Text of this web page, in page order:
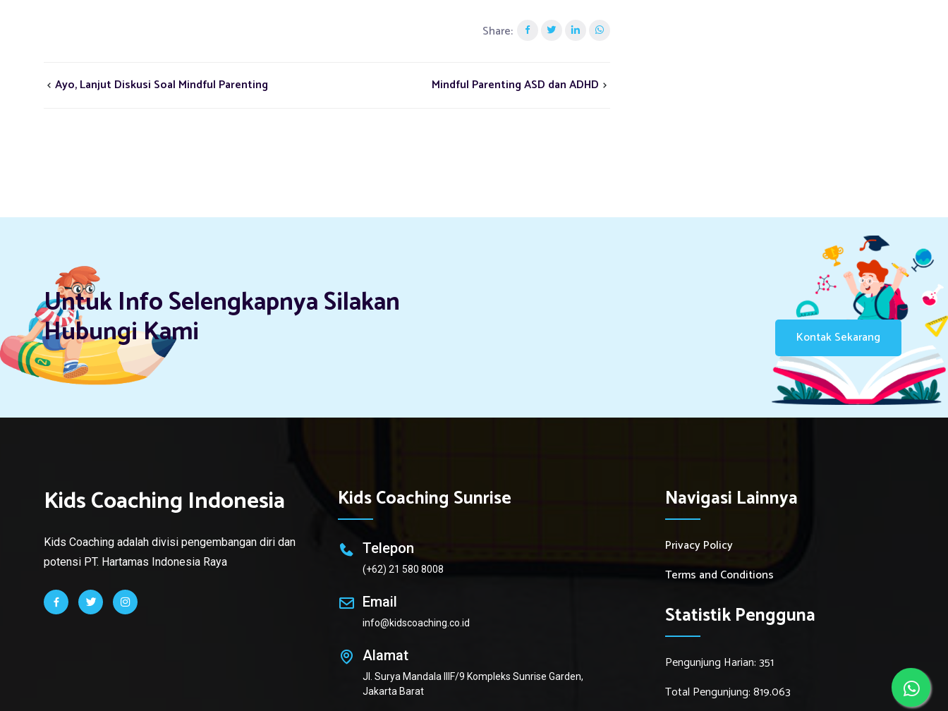
Share:
Ayo, Lanjut Diskusi Soal Mindful Parenting Mindful Parenting ASD dan ADHD
Untuk Info Selengkapnya Silakan
Hubungi Kami Kontak Sekarang
Kids Coaching Indonesia
Kids Coaching adalah divisi pengembangan diri dan
potensi PT. Hartamas Indonesia Raya
Kids Coaching Sunrise
Telepon
(+62) 21 580 8008
Email
info@kidscoaching.co.id
Alamat
Jl. Surya Mandala IIIF/9 Kompleks Sunrise Garden,
Jakarta Barat
Navigasi Lainnya
Privacy Policy
Terms and Conditions
Statistik Pengguna
Pengunjung Harian: 351
Total Pengunjung: 819.063